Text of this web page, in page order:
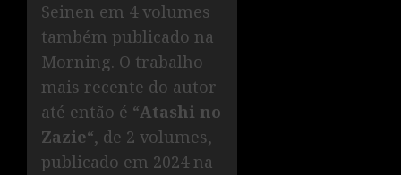
Seinen em 4 volumes
também publicado na
Morning. O trabalho
mais recente do autor
até então é “Atashi no
Zazie“, de 2 volumes,
publicado em 2024 na